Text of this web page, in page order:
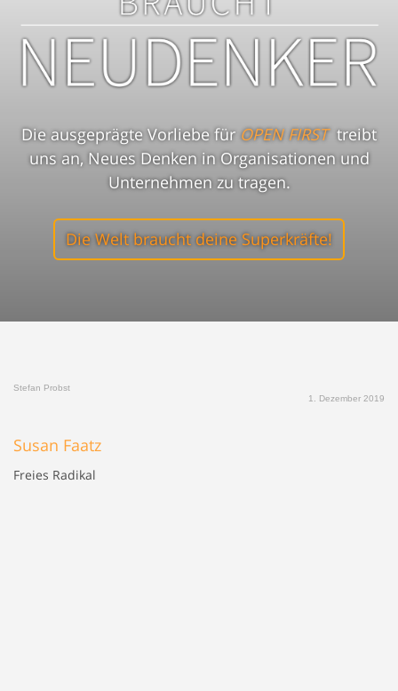
Die ausgeprägte Vorliebe für OPEN FIRSTtreibt
uns an, Neues Denken in Organisationen und
Unternehmen zu tragen.
Die Welt braucht deine Superkräfte!
Stefan Probst
1. Dezember 2019
Susan Faatz
Freies Radikal